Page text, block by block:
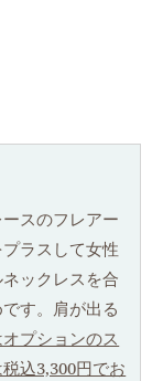
スのフレアー
ラスして女性
ックレスを合
す。肩が出る
プションのス
込3,300円でお